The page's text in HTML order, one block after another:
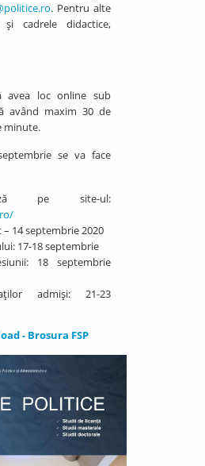
. Pentru alte
cadrele didactice,
avea loc online sub
având maxim 30 de
minute.
se va face
pe site-ul:
14 septembrie 2020
17-18 septembrie
18 septembrie
admiși: 21-23
- Brosura FSP